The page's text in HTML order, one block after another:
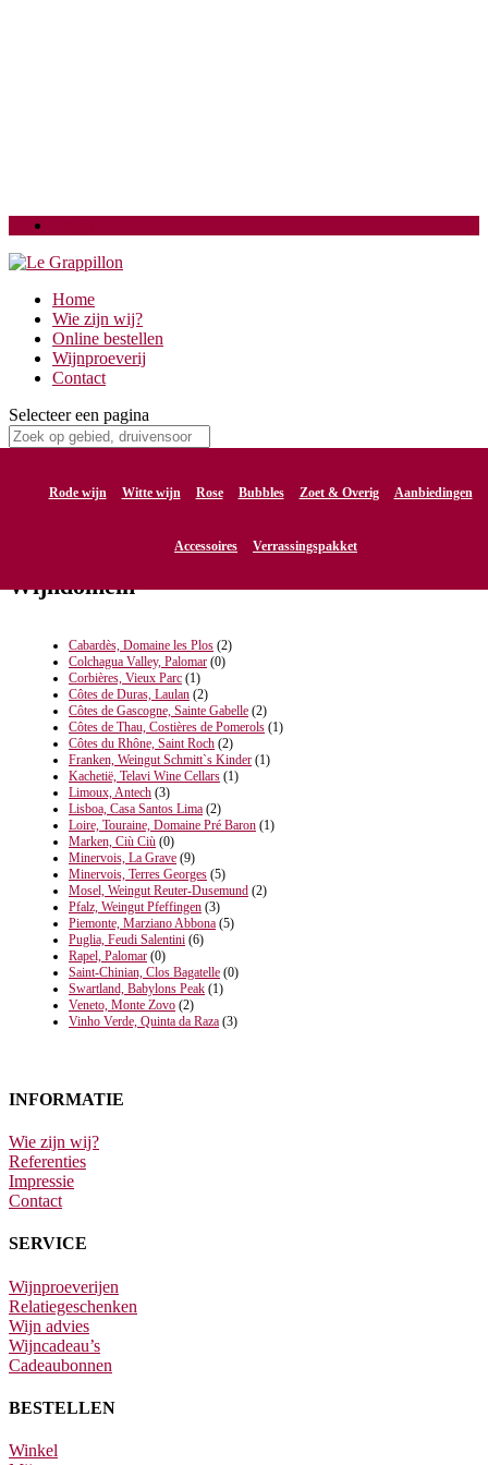
Home
Wie zijn wij?
Online bestellen
Wijnproeverij
Contact
Selecteer een pagina
Rode wijn Witte wijn Rose Bubbles Zoet & Overig Aanbiedingen
Accessoires Verrassingspakket
Clos Bagatelle (9)
Wijndomein
Cabardès, Domaine les Plos (2)
Colchagua Valley, Palomar (0)
Corbières, Vieux Parc (1)
Côtes de Duras, Laulan (2)
Côtes de Gascogne, Sainte Gabelle (2)
Côtes de Thau, Costières de Pomerols (1)
Côtes du Rhône, Saint Roch (2)
Franken, Weingut Schmitt`s Kinder (1)
Kachetië, Telavi Wine Cellars (1)
Limoux, Antech (3)
Lisboa, Casa Santos Lima (2)
Loire, Touraine, Domaine Pré Baron (1)
Marken, Ciù Ciù (0)
Minervois, La Grave (9)
Minervois, Terres Georges (5)
Mosel, Weingut Reuter-Dusemund (2)
Pfalz, Weingut Pfeffingen (3)
Piemonte, Marziano Abbona (5)
Puglia, Feudi Salentini (6)
Rapel, Palomar (0)
Saint-Chinian, Clos Bagatelle (0)
Swartland, Babylons Peak (1)
Veneto, Monte Zovo (2)
Vinho Verde, Quinta da Raza (3)
INFORMATIE
Wie zijn wij?
Referenties
Impressie
Contact
SERVICE
Wijnproeverijen
Relatiegeschenken
Wijn advies
Wijncadeau’s
Cadeaubonnen
BESTELLEN
Winkel